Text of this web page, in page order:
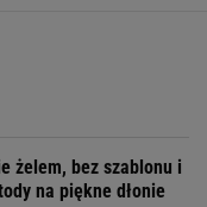
żelem, bez szablonu i
na piękne dłonie